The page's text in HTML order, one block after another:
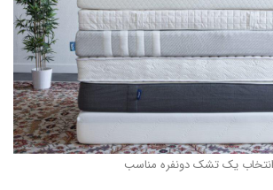
دونفره مناسب